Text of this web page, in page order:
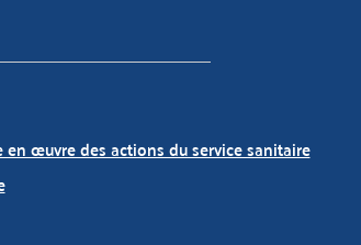
œuvre des actions du service sanitaire